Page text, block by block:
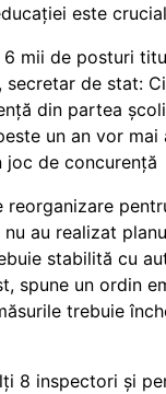
este crucial
6 mii de posturi
secretar de stat:
din partea
un an vor mai
joc de concurență
reorganizare
au realizat
stabilită cu
spune un ordin
trebuie
8 inspectori și